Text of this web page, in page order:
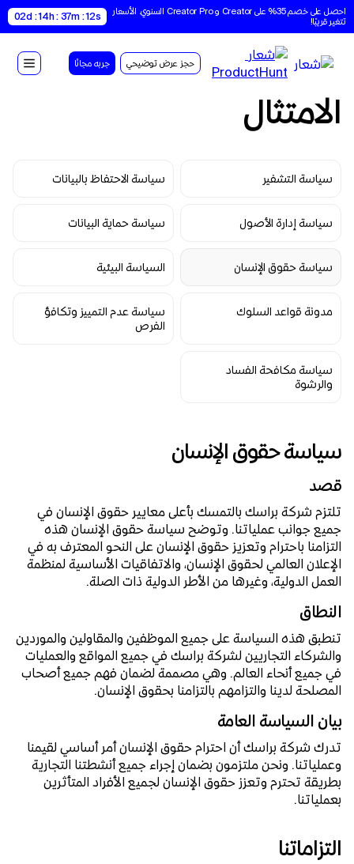
تتغير قريبًا!
02d : 14h : 37m : 12s
حجز عرض توضيحي جربه مجانًا
الامتثال
سياسة التشفير سياسة الاحتفاظ بالبيانات
سياسة إدارة الأصول سياسة حماية البيانات
سياسة حقوق الإنسان السياسة البيئية
مدونة قواعد السلوك
الفرص
والرشوة
سياسة حقوق الإنسان
قصد
تلتزم شركة براسك بالتمسك بأعلى معايير حقوق الإنسان في
جميع جوانب عملياتنا. وتوضح سياسة حقوق الإنسان هذه
التزامنا باحترام وتعزيز حقوق الإنسان على النحو المعترف به في
الإعلان العالمي لحقوق الإنسان، والاتفاقيات الأساسية لمنظمة
العمل الدولية، وغيرها من الأطر الدولية ذات الصلة.
النطاق
تنطبق هذه السياسة على جميع الموظفين والمقاولين والموردين
والشركاء التجاريين لشركة براسك في جميع المواقع والعمليات
في جميع أنحاء العالم. وهي مصممة لضمان فهم جميع أصحاب
المصلحة لدينا والتزامهم بالتزامنا بحقوق الإنسان.
بيان السياسة العامة
تدرك شركة براسك أن احترام حقوق الإنسان أمر أساسي لقيمنا
وعملياتنا. ونحن ملتزمون بضمان إجراء جميع أنشطتنا التجارية
بطريقة تحترم وتعزز حقوق الإنسان لجميع الأفراد المتأثرين
بعملياتنا.
التزاماتنا